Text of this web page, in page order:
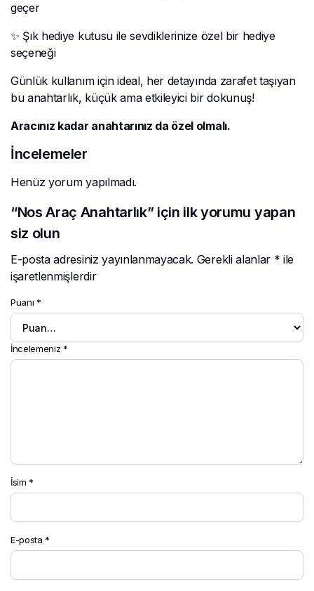
geçer
✨ Şık hediye kutusu ile sevdiklerinize özel bir hediye
seçeneği
Günlük kullanım için ideal, her detayında zarafet taşıyan
bu anahtarlık, küçük ama etkileyici bir dokunuş!
Aracınız kadar anahtarınız da özel olmalı.
İncelemeler
Henüz yorum yapılmadı.
“Nos Araç Anahtarlık” için ilk yorumu yapan
siz olun
E-posta adresiniz yayınlanmayacak. Gerekli alanlar * ile
işaretlenmişlerdir
Puanı *
İncelemeniz *
İsim *
E-posta *